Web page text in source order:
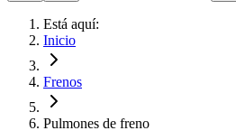
Está aquí:
Inicio
Frenos
Pulmones de freno